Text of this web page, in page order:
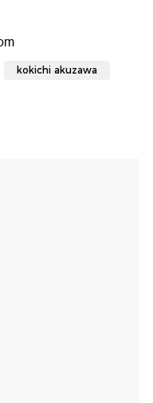
kokichi akuzawa